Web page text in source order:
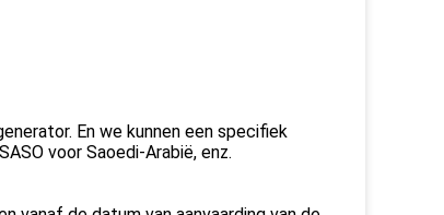
En we kunnen een specifiek
voor Saoedi-Arabië, enz.